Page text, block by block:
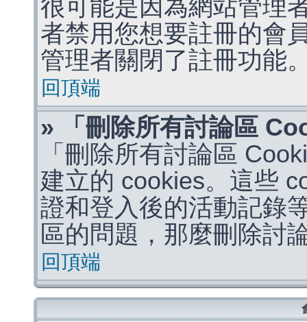
很可能是因為網站管理
者禁用您想要註冊的會
管理者關閉了註冊功能
回頂端
» 「刪除所有討論區
「刪除所有討論區
建立的 cookies。這些
證和登入後的活動記錄
區的問題，那麼刪除討
回頂端